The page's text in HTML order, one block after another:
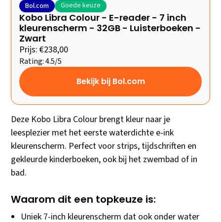
Bol.com Goede keuze
Kobo Libra Colour - E-reader - 7 inch
kleurenscherm - 32GB - Luisterboeken -
Zwart
Prijs: €238,00
Rating: 4.5/5
Bekijk bij Bol.com
Deze Kobo Libra Colour brengt kleur naar je
leesplezier met het eerste waterdichte e-ink
kleurenscherm. Perfect voor strips, tijdschriften en
gekleurde kinderboeken, ook bij het zwembad of in
bad.
Waarom dit een topkeuze is:
Uniek 7-inch kleurenscherm dat ook onder water